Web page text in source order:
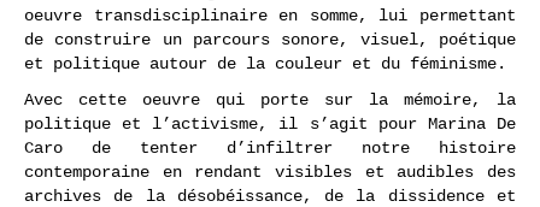
oeuvre transdisciplinaire en somme, lui permettant
de construire un parcours sonore, visuel, poétique
et politique autour de la couleur et du féminisme.
Avec cette oeuvre qui porte sur la mémoire, la
politique et l’activisme, il s’agit pour Marina De
Caro de tenter d’infiltrer notre histoire
contemporaine en rendant visibles et audibles des
archives de la désobéissance, de la dissidence et